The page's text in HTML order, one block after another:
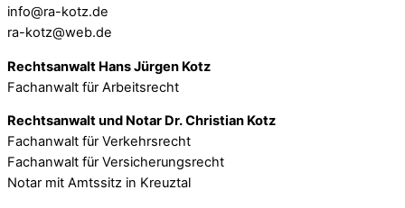
info@ra-kotz.de
ra-kotz@web.de
Rechtsanwalt Hans Jürgen Kotz
Fachanwalt für Arbeitsrecht
Rechtsanwalt und Notar Dr. Christian Kotz
Fachanwalt für Verkehrsrecht
Fachanwalt für Versicherungsrecht
Notar mit Amtssitz in Kreuztal